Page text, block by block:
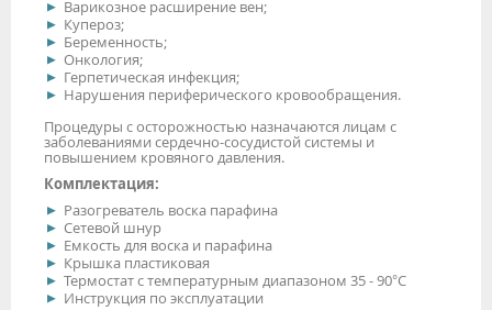
Варикозное расширение вен;
Купероз;
Беременность;
Онкология;
Герпетическая инфекция;
Нарушения периферического кровообращения.
Процедуры с осторожностью назначаются лицам с
заболеваниями сердечно-сосудистой системы и
повышением кровяного давления.
Комплектация:
Разогреватель воска парафина
Сетевой шнур
Емкость для воска и парафина
Крышка пластиковая
Термостат с температурным диапазоном 35 - 90°С
Инструкция по эксплуатации